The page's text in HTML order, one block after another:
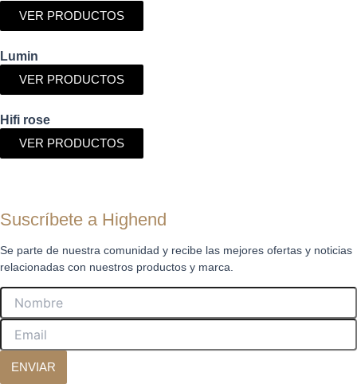
VER PRODUCTOS
Lumin
VER PRODUCTOS
Hifi rose
VER PRODUCTOS
Suscríbete a Highend
Se parte de nuestra comunidad y recibe las mejores ofertas y noticias
relacionadas con nuestros productos y marca.
Nombre
Email
ENVIAR